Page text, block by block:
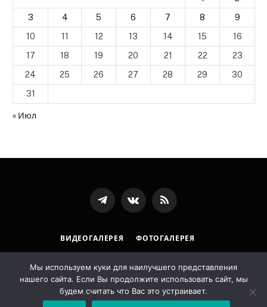
3
4 5 6 7 8
9
10
11 12 13 14 15
16
17
18 19 20 21 22
23
24
25 26 27 28 29
30
31
« Июл
ТелеграммВКонтактеRSS-
ВИДЕОГАЛЕРЕЯ ФОТОГАЛЕРЕЯ
© 2026 Государственная архивная служба Республики
Ингушетия. Designed byLostArt .
Мы используем куки для наилучшего представления
нашего сайта. Если Вы продолжите использовать сайт, мы
будем считать что Вас это устраивает.